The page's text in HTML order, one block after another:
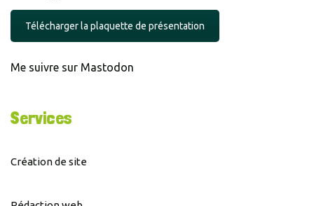
Télécharger la plaquette de présentation
Me suivre sur Mastodon
Services
Création de site